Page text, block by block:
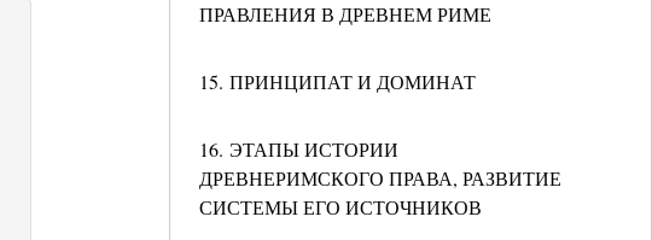
ПРАВЛЕНИЯ В ДРЕВНЕМ РИМЕ
15. ПРИНЦИПАТ И ДОМИНАТ
16. ЭТАПЫ ИСТОРИИ
ДРЕВНЕРИМСКОГО ПРАВА, РАЗВИТИЕ
СИСТЕМЫ ЕГО ИСТОЧНИКОВ